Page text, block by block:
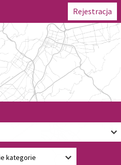
Rejestracja